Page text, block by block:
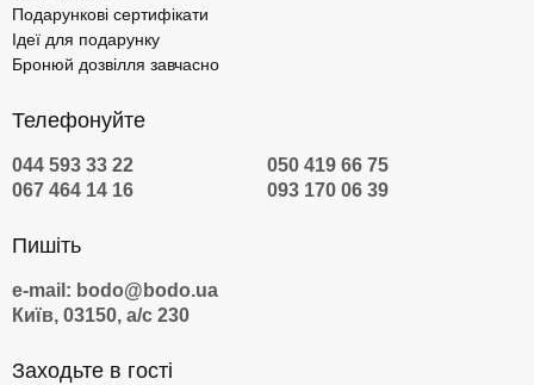
Подарункові сертифікати
Ідеї для подарунку
Бронюй дозвілля завчасно
Телефонуйте
044 593 33 22
050 419 66 75
067 464 14 16
093 170 06 39
Пишіть
e-mail: bodo@bodo.ua
Київ, 03150, а/с 230
Заходьте в гості